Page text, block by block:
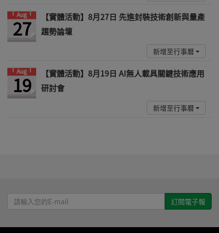
Aug
27
【實體活動】8月27日 先進封裝技術創新與量產
趨勢論壇
新增至行事曆
Aug
19
【實體活動】8月19日 AI無人載具關鍵技術應用
研討會
新增至行事曆
請
輸